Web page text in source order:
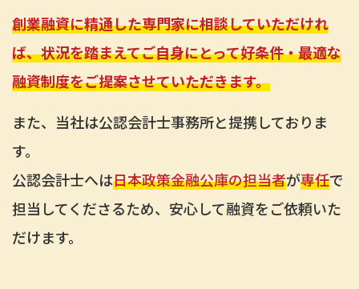
創業融資に精通した専門家に相談していただけれ
ば、状況を踏まえてご自身にとって好条件・最適な
融資制度をご提案させていただきます。
また、当社は公認会計士事務所と提携しておりま
す。
公認会計士へは日本政策金融公庫の担当者が専任で
担当してくださるため、安心して融資をご依頼いた
だけます。